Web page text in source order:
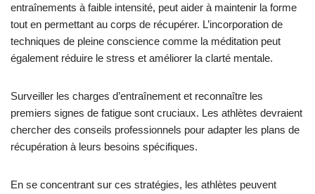
entraînements à faible intensité, peut aider à maintenir la forme
tout en permettant au corps de récupérer. L’incorporation de
techniques de pleine conscience comme la méditation peut
également réduire le stress et améliorer la clarté mentale.
Surveiller les charges d’entraînement et reconnaître les
premiers signes de fatigue sont cruciaux. Les athlètes devraient
chercher des conseils professionnels pour adapter les plans de
récupération à leurs besoins spécifiques.
En se concentrant sur ces stratégies, les athlètes peuvent